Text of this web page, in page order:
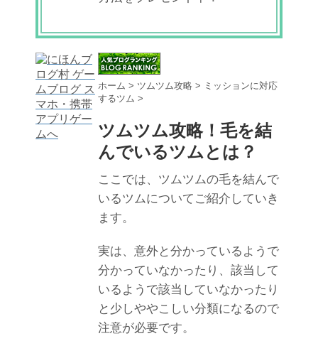
ホーム > ツムツム攻略 > ミッションに対応
するツム >
ツムツム攻略！毛を結
んでいるツムとは？
ここでは、ツムツムの毛を結んで
いるツムについてご紹介していき
ます。
実は、意外と分かっているようで
分かっていなかったり、該当して
いるようで該当していなかったり
と少しややこしい分類になるので
注意が必要です。